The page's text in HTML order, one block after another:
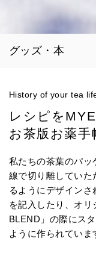
グッズ・本
History of your tea
レシピを
お茶版お薬手
私たちの茶葉のパッ
線で切り離していた
るようにデザイン
を記入したり、オ
BLEND」の際にス
ように作られていま